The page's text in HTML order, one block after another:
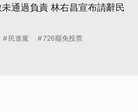
通過負責 林右昌宣布請辭民
民進黨 726罷免投票